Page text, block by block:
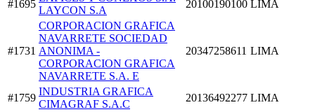
#1695
LAYCON S.A
20100190100 LIMA
#1731
CORPORACION GRAFICA
NAVARRETE SOCIEDAD
ANONIMA -
CORPORACION GRAFICA
NAVARRETE S.A. E
20347258611 LIMA
#1759
INDUSTRIA GRAFICA
CIMAGRAF S.A.C
20136492277 LIMA